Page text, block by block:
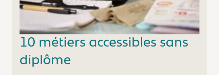
10 métiers accessibles sans
diplôme